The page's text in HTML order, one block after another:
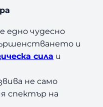
едно чудесно
и
сила и
не само
спектър на